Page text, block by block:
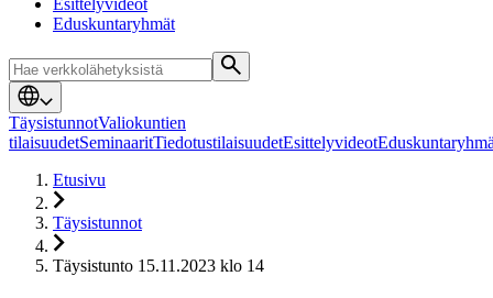
Esittelyvideot
Eduskuntaryhmät
TäysistunnotValiokuntien
tilaisuudetSeminaaritTiedotustilaisuudetEsittelyvideot
Etusivu
Täysistunnot
Täysistunto 15.11.2023 klo 14